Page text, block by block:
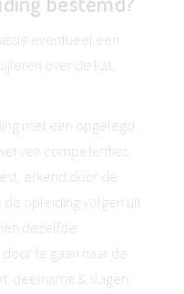
eventueel een
over de kat.
met een opgelegd
competenties.
erkend door de
de opleiding volgen uit
dezelfde
te gaan naar de
deelname & slagen